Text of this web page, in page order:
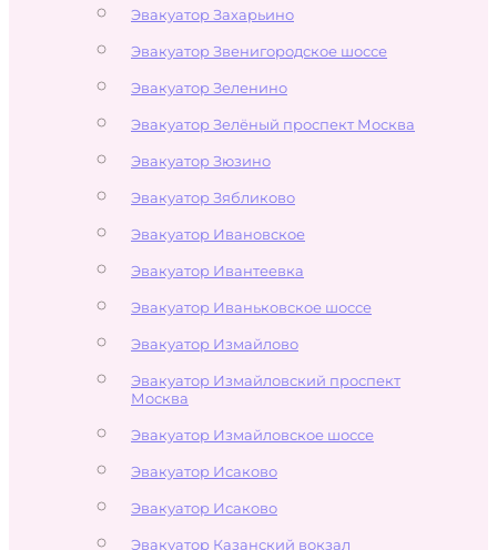
Эвакуатор Захарьино
Эвакуатор Звенигородское шоссе
Эвакуатор Зеленино
Эвакуатор Зелёный проспект Москва
Эвакуатор Зюзино
Эвакуатор Зябликово
Эвакуатор Ивановское
Эвакуатор Ивантеевка
Эвакуатор Иваньковское шоссе
Эвакуатор Измайлово
Эвакуатор Измайловский проспект
Москва
Эвакуатор Измайловское шоссе
Эвакуатор Исаково
Эвакуатор Исаково
Эвакуатор Казанский вокзал